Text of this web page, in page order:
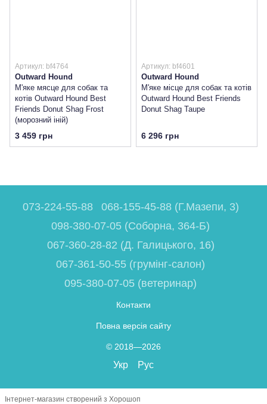
Артикул: bf4764
Outward Hound
М'яке мясце для собак та
котів Outward Hound Best
Friends Donut Shag Frost
(морозний іній)
3 459 грн
Артикул: bf4601
Outward Hound
М'яке місце для собак та котів
Outward Hound Best Friends
Donut Shag Taupe
6 296 грн
073-224-55-88
068-155-45-88 (Г.Мазепи, 3)
098-380-07-05 (Соборна, 364-Б)
067-360-28-82 (Д. Галицького, 16)
067-361-50-55 (грумінг-салон)
095-380-07-05 (ветеринар)
Контакти
Повна версія сайту
© 2018—2026
Укр Рус
Інтернет-магазин створений з Хорошоп